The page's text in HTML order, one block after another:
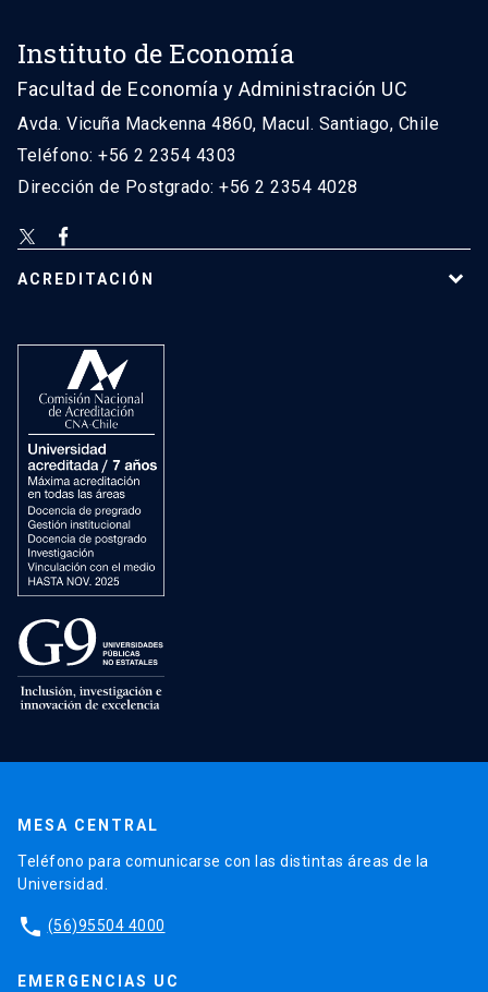
Instituto de Economía
Facultad de Economía y Administración UC
Avda. Vicuña Mackenna 4860, Macul. Santiago, Chile
Teléfono: +56 2 2354 4303
Dirección de Postgrado: +56 2 2354 4028
ACREDITACIÓN
MESA CENTRAL
Teléfono para comunicarse con las distintas áreas de la
Universidad.
phone (56)95504 4000
EMERGENCIAS UC